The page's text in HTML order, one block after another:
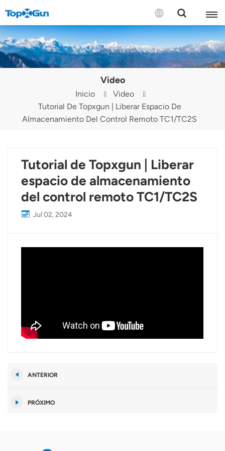
CONTÁCTENOS
English
Русский
Türkçe
Tiếng Việt
Video
Inicio
Video
Tutorial De Topxgun | Liberar Espacio De
Almacenamiento Del Control Remoto TC1/TC2S
Tutorial de Topxgun | Liberar
espacio de almacenamiento
del control remoto TC1/TC2S
Jul 02, 2024
ANTERIOR
PRÓXIMO